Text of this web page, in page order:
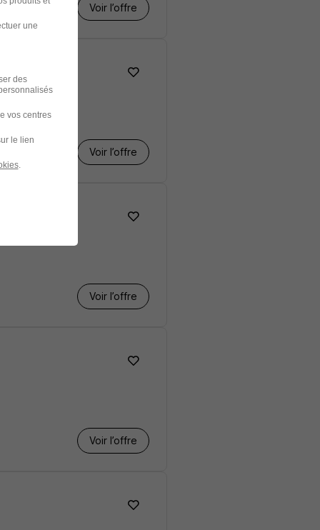
Voir l’offre
Voir l’offre
Voir l’offre
Voir l’offre
une
des
vos centres
le lien
.